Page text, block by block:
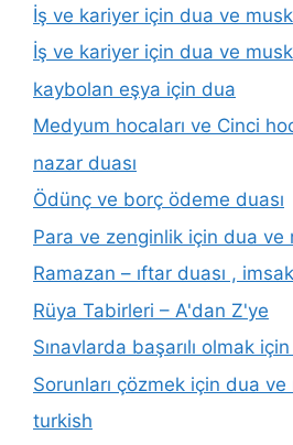
İş ve kariyer için dua ve
İş ve kariyer için dua ve
kaybolan eşya için dua
Medyum hocaları ve Cinci
nazar duası
Ödünç ve borç ödeme duası
Para ve zenginlik için dua ve
Ramazan – ıftar duası ,
Rüya Tabirleri – A'dan Z'ye
Sınavlarda başarılı olmak
Sorunları çözmek için dua ve
turkish